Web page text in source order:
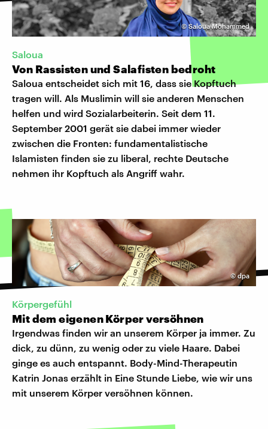
©Saloua Mohammed
Saloua
Von Rassisten und Salafisten bedroht
Saloua entscheidet sich mit 16, dass sie Kopftuch
tragen will. Als Muslimin will sie anderen Menschen
helfen und wird Sozialarbeiterin. Seit dem 11.
September 2001 gerät sie dabei immer wieder
zwischen die Fronten: fundamentalistische
Islamisten finden sie zu liberal, rechte Deutsche
nehmen ihr Kopftuch als Angriff wahr.
©dpa
Körpergefühl
Mit dem eigenen Körper versöhnen
Irgendwas finden wir an unserem Körper ja immer. Zu
dick, zu dünn, zu wenig oder zu viele Haare. Dabei
ginge es auch entspannt. Body-Mind-Therapeutin
Katrin Jonas erzählt in Eine Stunde Liebe, wie wir uns
mit unserem Körper versöhnen können.